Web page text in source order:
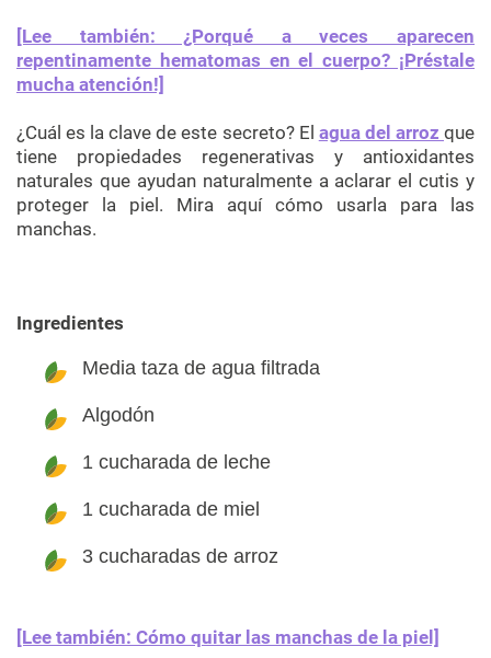
[Lee también: ¿Porqué a veces aparecen
repentinamente hematomas en el cuerpo? ¡Préstale
mucha atención!]
¿Cuál es la clave de este secreto? El agua del arrozque
tiene propiedades regenerativas y antioxidantes
naturales que ayudan naturalmente a aclarar el cutis y
proteger la piel. Mira aquí cómo usarla para las
manchas.
Ingredientes
Media taza de agua filtrada
Algodón
1 cucharada de leche
1 cucharada de miel
3 cucharadas de arroz
[Lee también: Cómo quitar las manchas de la piel]